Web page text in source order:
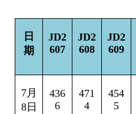
日
期
JD2
607
JD2
608
JD2
609
7月
8日
436
6
471
4
454
5